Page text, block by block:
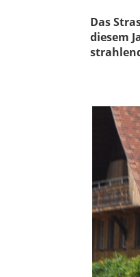
Das
diesem